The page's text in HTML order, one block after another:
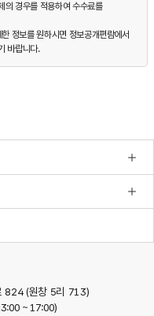
의 경우를 적용하여 수수료를
정보를 원하시면 정보공개편람에서
바랍니다.
824 (원창 5리 713)
~ 17:00)